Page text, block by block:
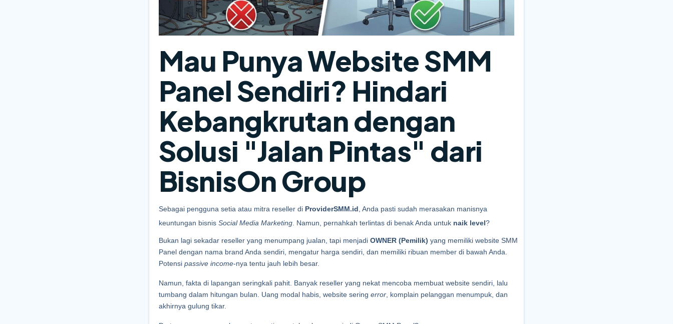
Mau Punya Website SMM
Panel Sendiri? Hindari
Kebangkrutan dengan
Solusi "Jalan Pintas" dari
BisnisOn Group
Sebagai pengguna setia atau mitra reseller di ProviderSMM.id, Anda pasti sudah merasakan manisnya
keuntungan bisnis Social Media Marketing. Namun, pernahkah terlintas di benak Anda untuk naik level?
Bukan lagi sekadar reseller yang menumpang jualan, tapi menjadi OWNER (Pemilik) yang memiliki website SMM
Panel dengan nama brand Anda sendiri, mengatur harga sendiri, dan memiliki ribuan member di bawah Anda.
Potensi passive income-nya tentu jauh lebih besar.
Namun, fakta di lapangan seringkali pahit. Banyak reseller yang nekat mencoba membuat website sendiri, lalu
tumbang dalam hitungan bulan. Uang modal habis, website sering error, komplain pelanggan menumpuk, dan
akhirnya gulung tikar.